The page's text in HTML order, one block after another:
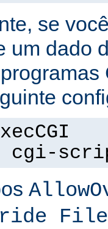
se
um dado
cgi-